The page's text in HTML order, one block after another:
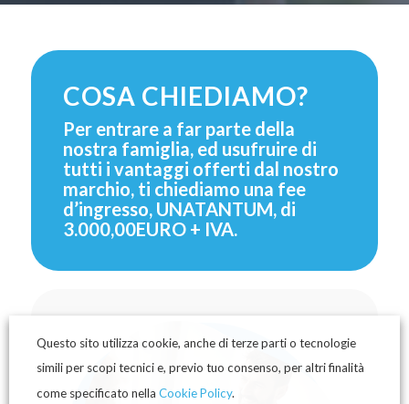
COSA CHIEDIAMO?
Per entrare a far parte della
nostra famiglia, ed usufruire di
tutti i vantaggi offerti dal nostro
marchio, ti chiediamo una fee
d’ingresso, UNATANTUM, di
3.000,00EURO + IVA.
Questo sito utilizza cookie, anche di terze parti o tecnologie
simili per scopi tecnici e, previo tuo consenso, per altri finalità
come specificato nella Cookie Policy.